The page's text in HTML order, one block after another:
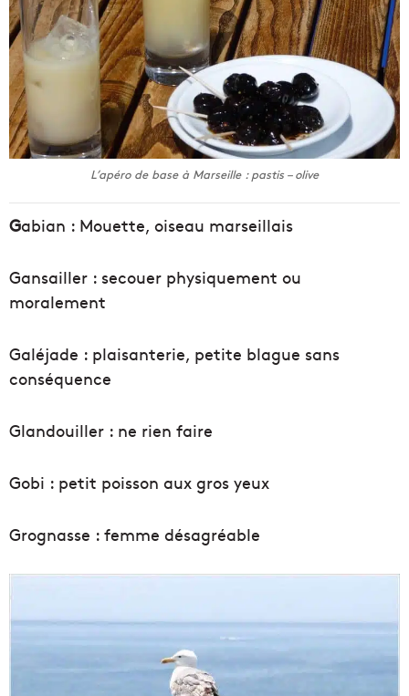
L’apéro de base à Marseille : pastis – olive
Gabian : Mouette, oiseau marseillais
Gansailler : secouer physiquement ou
moralement
Galéjade : plaisanterie, petite blague sans
conséquence
Glandouiller : ne rien faire
Gobi : petit poisson aux gros yeux
Grognasse : femme désagréable